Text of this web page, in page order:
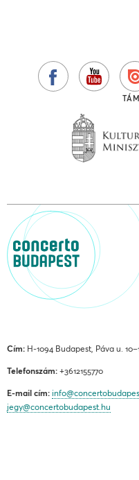
Cím: H-1094 Budapest, Páva u.
Telefonszám: +3612155770
E-mail cím:
jegy@concertobudapest.hu